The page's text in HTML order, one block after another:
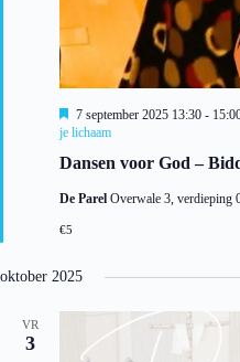
Dansen voor God –
U
i
g
t
7 september 2025 13:30 -
je lichaam
De Parel Overwale 3, verdieping
€5
oktober 2025
VR
3